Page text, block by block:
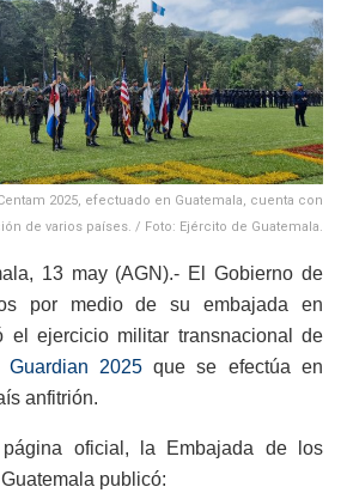
2025, efectuado en Guatemala, cuenta con
de varios países. / Foto: Ejército de Guatemala.
13 may (AGN).- El Gobierno de
por medio de su embajada en
el ejercicio militar transnacional de
Guardian 2025que se efectúa en
anfitrión.
oficial, la Embajada de los
publicó: